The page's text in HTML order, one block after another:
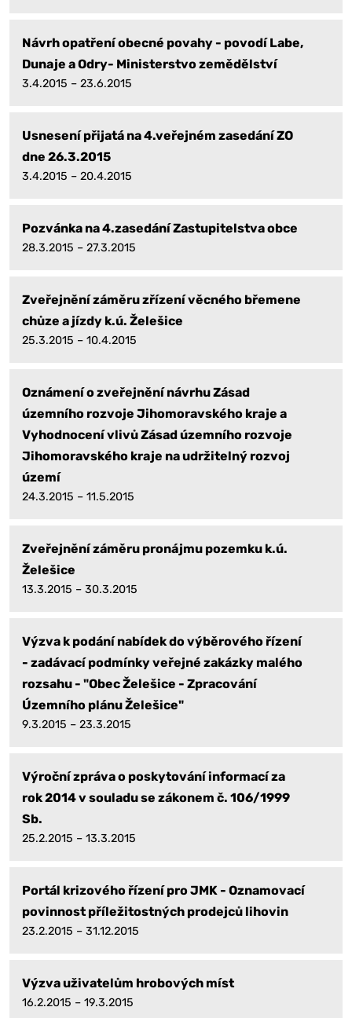
Návrh opatření obecné povahy - povodí Labe,
Dunaje a Odry- Ministerstvo zemědělství
3.4.2015 – 23.6.2015
Usnesení přijatá na 4.veřejném zasedání ZO
dne 26.3.2015
3.4.2015 – 20.4.2015
Pozvánka na 4.zasedání Zastupitelstva obce
28.3.2015 – 27.3.2015
Zveřejnění záměru zřízení věcného břemene
chůze a jízdy k.ú. Želešice
25.3.2015 – 10.4.2015
Oznámení o zveřejnění návrhu Zásad
územního rozvoje Jihomoravského kraje a
Vyhodnocení vlivů Zásad územního rozvoje
Jihomoravského kraje na udržitelný rozvoj
území
24.3.2015 – 11.5.2015
Zveřejnění záměru pronájmu pozemku k.ú.
Želešice
13.3.2015 – 30.3.2015
Výzva k podání nabídek do výběrového řízení
- zadávací podmínky veřejné zakázky malého
rozsahu - "Obec Želešice - Zpracování
Územního plánu Želešice"
9.3.2015 – 23.3.2015
Výroční zpráva o poskytování informací za
rok 2014 v souladu se zákonem č. 106/1999
Sb.
25.2.2015 – 13.3.2015
Portál krizového řízení pro JMK - Oznamovací
povinnost příležitostných prodejců lihovin
23.2.2015 – 31.12.2015
Výzva uživatelům hrobových míst
16.2.2015 – 19.3.2015